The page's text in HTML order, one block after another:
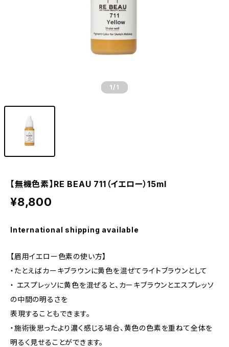
1 /1
【無機色素】RE BEAU 711（イエロー）15ml
¥8,800
International shipping available
【眉用イエロー色素の使い方】
・たとえばカーキブラウンに黄色を混ぜてライトブラウンとして
・ エスプレッソに黄色を混ぜると、カーキブラウンとエスプレッソ
の中間の明るさを
表現することもできます。
・施術後思ったより濃く感じる場合、黄色の色素を重ねて全体を
明るく見せることができます。